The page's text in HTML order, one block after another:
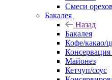
Смеси
Бакалея
Назад
Бакалея
Кофе/какао/
Майонез
Кетчуп/соус